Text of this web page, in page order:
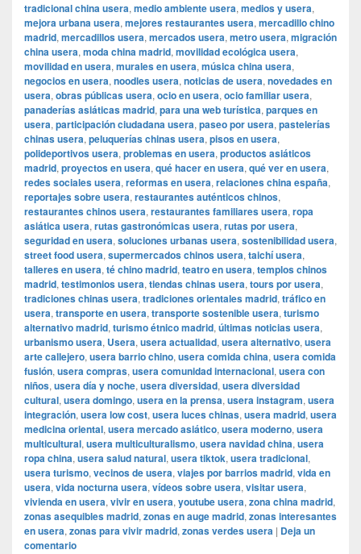
tradicional china usera, medio ambiente usera, medios y usera,
mejora urbana usera, mejores restaurantes usera, mercadillo chino
madrid, mercadillos usera, mercados usera, metro usera, migración
china usera, moda china madrid, movilidad ecológica usera,
movilidad en usera, murales en usera, música china usera,
negocios en usera, noodles usera, noticias de usera, novedades en
usera, obras públicas usera, ocio en usera, ocio familiar usera,
panaderías asiáticas madrid, para una web turística, parques en
usera, participación ciudadana usera, paseo por usera, pastelerías
chinas usera, peluquerías chinas usera, pisos en usera,
polideportivos usera, problemas en usera, productos asiáticos
madrid, proyectos en usera, qué hacer en usera, qué ver en usera,
redes sociales usera, reformas en usera, relaciones china españa,
reportajes sobre usera, restaurantes auténticos chinos,
restaurantes chinos usera, restaurantes familiares usera, ropa
asiática usera, rutas gastronómicas usera, rutas por usera,
seguridad en usera, soluciones urbanas usera, sostenibilidad usera,
street food usera, supermercados chinos usera, taichí usera,
talleres en usera, té chino madrid, teatro en usera, templos chinos
madrid, testimonios usera, tiendas chinas usera, tours por usera,
tradiciones chinas usera, tradiciones orientales madrid, tráfico en
usera, transporte en usera, transporte sostenible usera, turismo
alternativo madrid, turismo étnico madrid, últimas noticias usera,
urbanismo usera, Usera, usera actualidad, usera alternativo, usera
arte callejero, usera barrio chino, usera comida china, usera comida
fusión, usera compras, usera comunidad internacional, usera con
niños, usera día y noche, usera diversidad, usera diversidad
cultural, usera domingo, usera en la prensa, usera instagram, usera
integración, usera low cost, usera luces chinas, usera madrid, usera
medicina oriental, usera mercado asiático, usera moderno, usera
multicultural, usera multiculturalismo, usera navidad china, usera
ropa china, usera salud natural, usera tiktok, usera tradicional,
usera turismo, vecinos de usera, viajes por barrios madrid, vida en
usera, vida nocturna usera, vídeos sobre usera, visitar usera,
vivienda en usera, vivir en usera, youtube usera, zona china madrid,
zonas asequibles madrid, zonas en auge madrid, zonas interesantes
en usera, zonas para vivir madrid, zonas verdes usera | Deja un
comentario